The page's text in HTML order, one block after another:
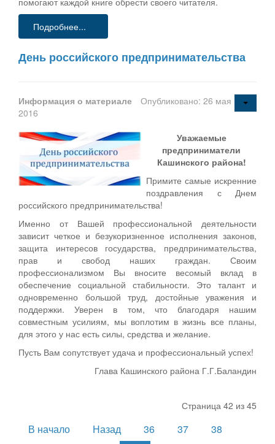
Подробнее...
День российского предпринимательства
Информация о материале
Опубликовано: 26 мая
2016
Уважаемые
предприниматели
Кашинского района!
Примите самые искренние
поздравления с Днем
российского предпринимательства!
Именно от Вашей профессиональной деятельности
зависит четкое и безукоризненное исполнения законов,
защита интересов государства, предпринимательства,
прав и свобод наших граждан. Своим
профессионализмом Вы вносите весомый вклад в
обеспечение социальной стабильности. Это талант и
одновременно большой труд, достойные уважения и
поддержки. Уверен в том, что благодаря нашим
совместным усилиям, мы воплотим в жизнь все планы,
для этого у нас есть силы, средства и желание.
Пусть Вам сопутствует удача и профессиональный успех!
Глава Кашинского района Г.Г.Баландин
Страница 42 из 45
В начало Назад 36 37
38